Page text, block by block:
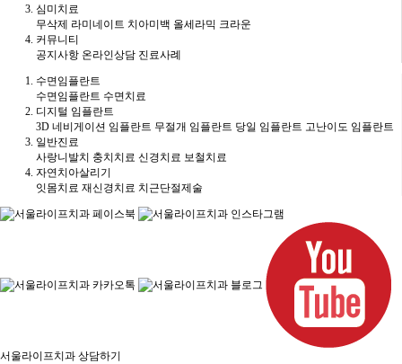
심미치료
무삭제 라미네이트 치아미백 올세라믹 크라운
커뮤니티
공지사항 온라인상담 진료사례
수면임플란트
수면임플란트 수면치료
디지털 임플란트
3D 네비게이션 임플란트 무절개 임플란트 당일 임플란트 고난이도 임플란트
일반진료
사랑니발치 충치치료 신경치료 보철치료
자연치아살리기
잇몸치료 재신경치료 치근단절제술
서울라이프치과 상담하기